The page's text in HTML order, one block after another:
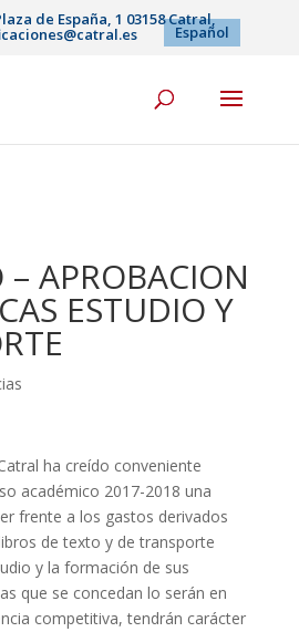
de España, 1 03158 Catral,
Español
APROBACION
ESTUDIO Y
ha creído conveniente
académico 2017-2018 una
frente a los gastos derivados
de texto y de transporte
y la formación de sus
que se concedan lo serán en
competitiva, tendrán carácter